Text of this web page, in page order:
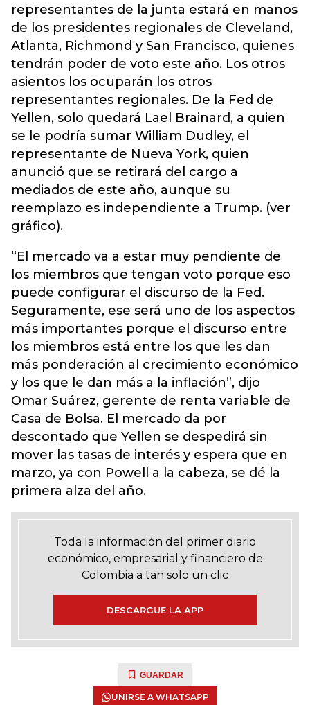
representantes de la junta estará en manos
de los presidentes regionales de Cleveland,
Atlanta, Richmond y San Francisco, quienes
tendrán poder de voto este año. Los otros
asientos los ocuparán los otros
representantes regionales. De la Fed de
Yellen, solo quedará Lael Brainard, a quien
se le podría sumar William Dudley, el
representante de Nueva York, quien
anunció que se retirará del cargo a
mediados de este año, aunque su
reemplazo es independiente a Trump. (ver
gráfico).
“El mercado va a estar muy pendiente de
los miembros que tengan voto porque eso
puede configurar el discurso de la Fed.
Seguramente, ese será uno de los aspectos
más importantes porque el discurso entre
los miembros está entre los que les dan
más ponderación al crecimiento económico
y los que le dan más a la inflación”, dijo
Omar Suárez, gerente de renta variable de
Casa de Bolsa. El mercado da por
descontado que Yellen se despedirá sin
mover las tasas de interés y espera que en
marzo, ya con Powell a la cabeza, se dé la
primera alza del año.
Toda la información del primer diario
económico, empresarial y financiero de
Colombia a tan solo un clic
DESCARGUE LA APP
GUARDAR
UNIRSE A WHATSAPP